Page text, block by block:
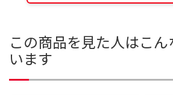
この商品を見た人はこ
います